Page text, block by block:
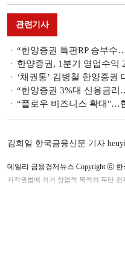
관련기사
“한양증권 특판RP 승부수…증권가
한양증권, 1분기 영업수익 2배↑…
‘채권통’ 김병철 한양증권 대표, 리
“한양증권 3%대 신용금리…
“플로우 비즈니스 확대"…한양
김희일 한국금융신문 기자
데일리 금융경제뉴스 Copyright ⓒ
저작권법에 의거 상업적 목적의 무단 전